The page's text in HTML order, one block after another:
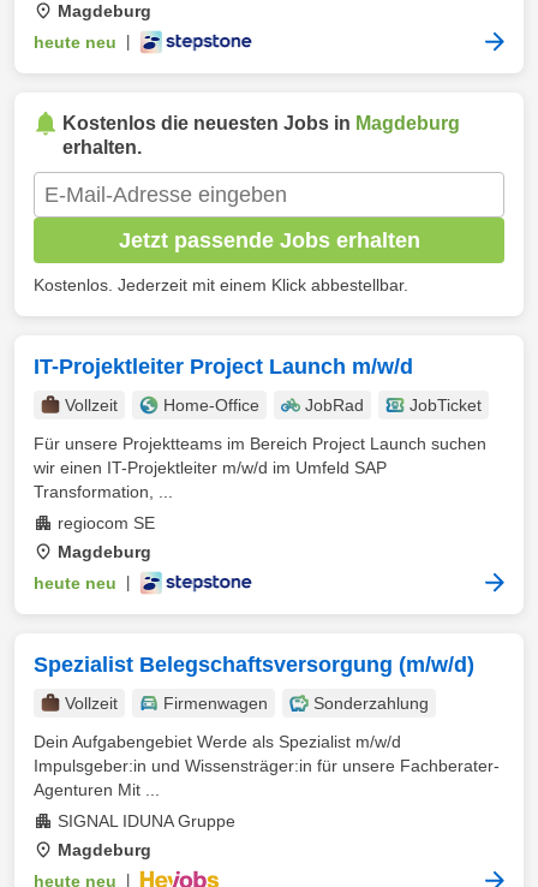
Magdeburg
heute neu
Kostenlos die neuesten Jobs in Magdeburg
erhalten.
Jetzt passende Jobs erhalten
Kostenlos. Jederzeit mit einem Klick abbestellbar.
IT-Projektleiter Project Launch m/w/d
Vollzeit Home-Office JobRad
JobTicket
Für unsere Projektteams im Bereich Project Launch suchen
wir einen IT-Projektleiter m/w/d im Umfeld SAP
Transformation, ...
regiocom SE
Magdeburg
heute neu
Spezialist Belegschaftsversorgung (m/w/d)
Vollzeit Firmenwagen
Sonderzahlung
Dein Aufgabengebiet Werde als Spezialist m/w/d
Impulsgeber:in und Wissensträger:in für unsere Fachberater-
Agenturen Mit ...
SIGNAL IDUNA Gruppe
Magdeburg
heute neu